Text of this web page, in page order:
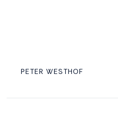
PETER WESTHOF